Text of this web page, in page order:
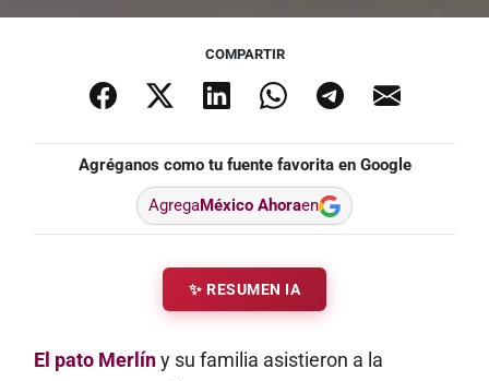
COMPARTIR
Agréganos como tu fuente favorita en Google
AgregaMéxico Ahoraen
✨ RESUMEN IA
El pato Merlín y su familia asistieron a la